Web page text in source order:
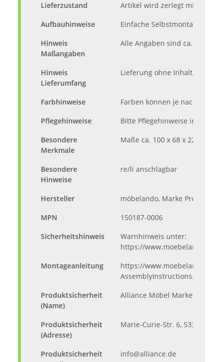
Lieferzustand
Artikel wird zerlegt mit
Aufbauhinweise
Einfache Selbstmontage mit
Hinweis
Maßangaben
Alle Angaben sind ca.-Maße.
Hinweis
Lieferumfang
Lieferung ohne Inhalt,
Farbhinweise
Farben können je nach
Pflegehinweise
Bitte Pflegehinweise im
Besondere
Merkmale
Maße ca. 100 x 68 x 22,5 cm
Besondere
Hinweise
re/li anschlagbar
Hersteller
möbelando, Marke
MPN
150187-0006
Sicherheitshinweis
Warnhinweis unter:
https://www.moebelando.de/
Montageanleitung
https://www.moebelando.de/
AssemblyInstructions.pdf
Produktsicherheit
(Name)
Alliance Möbel Marketing
Produktsicherheit
(Adresse)
Marie-Curie-Str. 6, 53359
Produktsicherheit
info@alliance.de